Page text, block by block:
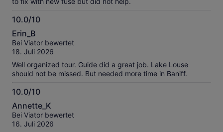
10.0/10
10.0
von
10
Erin_B
Bei Viator bewertet
18. Juli 2026
Well organized tour. Guide did a great job. Lake Louse
should not be missed. But needed more time in Baniff.
10.0/10
10.0
von
10
Annette_K
Bei Viator bewertet
16. Juli 2026